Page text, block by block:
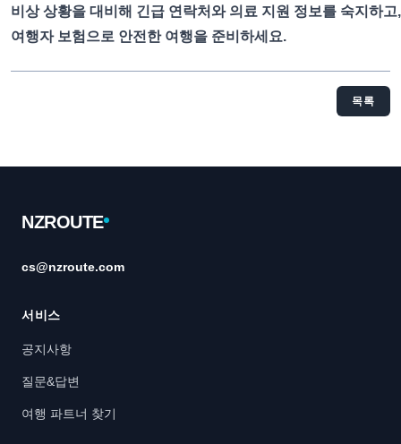
비상 상황을 대비해 긴급 연락처와 의료 지원 정보를 숙지하고,
여행자 보험으로 안전한 여행을 준비하세요.
목록
NZROUTE
cs@nzroute.com
서비스
공지사항
질문&답변
여행 파트너 찾기